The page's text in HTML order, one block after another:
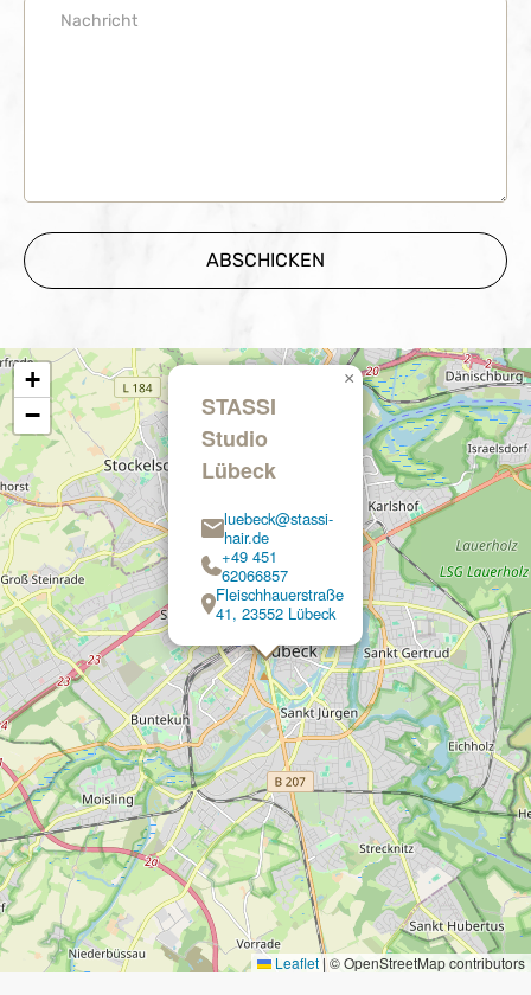
STASSI
Studio
Lübeck
luebeck@stassi-
hair.de
+49 451
62066857
Fleischhauerstraße
41, 23552 Lübeck
×
+
−
Leaflet |© OpenStreetMap contributors